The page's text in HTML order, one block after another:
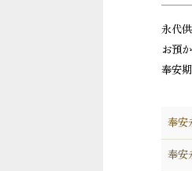
永代
お預
奉安
奉安
奉安